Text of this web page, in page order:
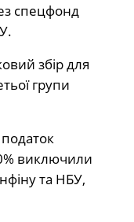
спецфонд
збір для
групи
виключили
та НБУ,